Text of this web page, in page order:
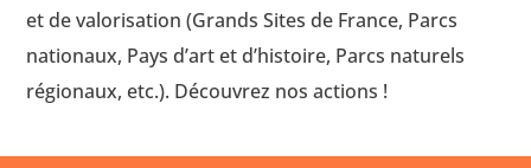
et de valorisation (Grands Sites de France, Parcs
nationaux, Pays d’art et d’histoire, Parcs naturels
régionaux, etc.). Découvrez nos actions !